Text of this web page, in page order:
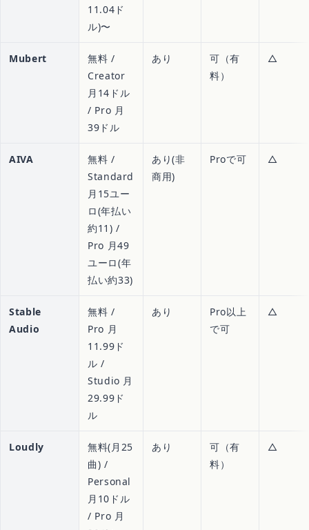
11.04ド
ル)〜
Mubert
無料 /
Creator
月14ドル
/ Pro 月
39ドル
あり
可（有
料）
△
AIVA
無料 /
Standard
月15ユー
ロ(年払い
約11) /
Pro 月49
ユーロ(年
払い約33)
あり(非
商用)
Proで可 △
Stable
Audio
無料 /
Pro 月
11.99ド
ル /
Studio 月
29.99ド
ル
あり
Pro以上
で可
△
Loudly
無料(月25
曲) /
Personal
月10ドル
/ Pro 月
あり
可（有
料）
△